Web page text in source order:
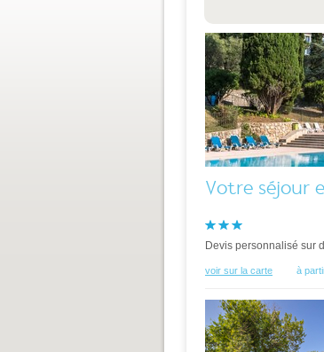
Votre séjour
Devis personnalisé sur
voir sur la carte à